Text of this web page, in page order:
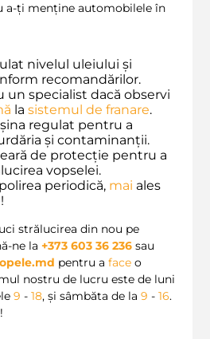
a-ți menține automobilele în
nivelul uleiului și
recomandărilor.
un specialist dacă observi
la sistemul de franare.
regulat pentru a
și contaminanții.
de protecție pentru a
vopselei.
periodică, mai ales
strălucirea din nou pe
ne la +373 603 36 236 sau
pentru a face o
nostru de lucru este de luni
9 - 18, și sâmbăta de la 9 - 16.